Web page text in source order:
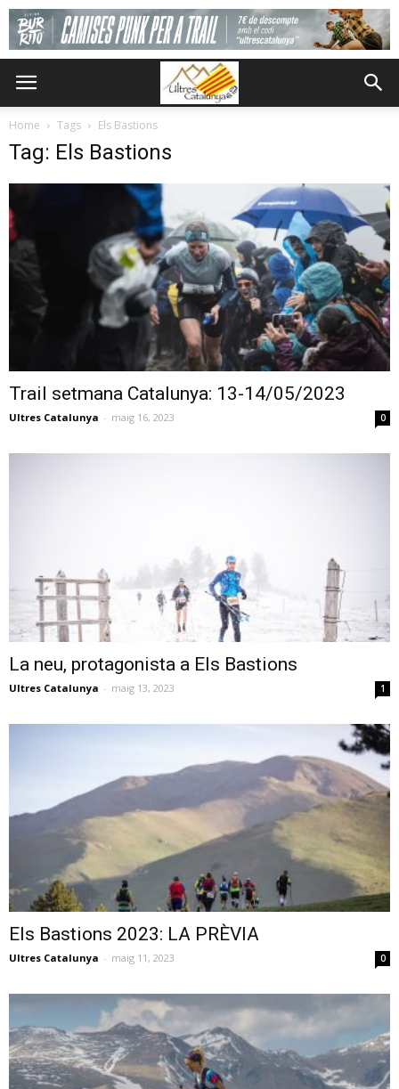
Home Tags Els Bastions
Tag: Els Bastions
Trail setmana Catalunya: 13-14/05/2023
Ultres Catalunya - maig 16, 2023 0
La neu, protagonista a Els Bastions
Ultres Catalunya - maig 13, 2023 1
Els Bastions 2023: LA PRÈVIA
Ultres Catalunya - maig 11, 2023 0